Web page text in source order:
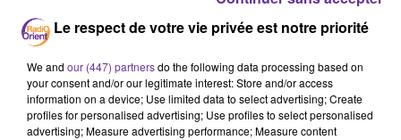
Le respect de votre vie privée est notre priorité
We and our (447) partnersdo the following data processing based on
your consent and/or our legitimate interest: Store and/or access
information on a device; Use limited data to select advertising; Create
profiles for personalised advertising; Use profiles to select personalised
advertising; Measure advertising performance; Measure content